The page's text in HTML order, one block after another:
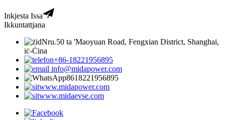
Inkjesta Issa
Ikkuntattjana
Nru.50 ta 'Maoyuan Road, Fengxian District, Shanghai,
iċ-Ċina
+86-18221956895
info@midapower.com
8618221956895
www.midapower.com
www.midaevse.com